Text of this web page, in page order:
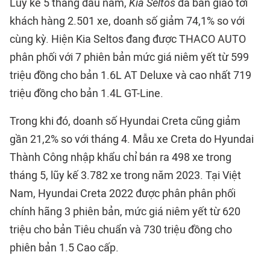
Lũy kế 5 tháng đầu năm, Kia Seltosđã bàn giao tới
khách hàng 2.501 xe, doanh số giảm 74,1% so với
cùng kỳ. Hiện Kia Seltos đang được THACO AUTO
phân phối với 7 phiên bản mức giá niêm yết từ 599
triệu đồng cho bản 1.6L AT Deluxe và cao nhất 719
triệu đồng cho bản 1.4L GT-Line.
Trong khi đó, doanh số Hyundai Creta cũng giảm
gần 21,2% so với tháng 4. Mẫu xe Creta do Hyundai
Thành Công nhập khẩu chỉ bán ra 498 xe trong
tháng 5, lũy kế 3.782 xe trong năm 2023. Tại Việt
Nam, Hyundai Creta 2022 được phân phân phối
chính hãng 3 phiên bản, mức giá niêm yết từ 620
triệu cho bản Tiêu chuẩn và 730 triệu đồng cho
phiên bản 1.5 Cao cấp.